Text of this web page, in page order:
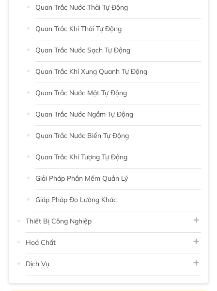
Quan Trắc Nước Thải Tự Động
Quan Trắc Khí Thải Tự Động
Quan Trắc Nước Sạch Tự Động
Quan Trắc Khí Xung Quanh Tự Động
Quan Trắc Nước Mặt Tự Động
Quan Trắc Nước Ngầm Tự Động
Quan Trắc Nước Biển Tự Động
Quan Trắc Khí Tượng Tự Động
Giải Pháp Phần Mềm Quản Lý
Giáp Pháp Đo Lường Khác
Thiết Bị Công Nghiệp
Hoá Chất
Dịch Vụ